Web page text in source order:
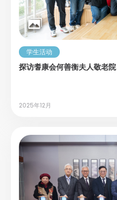
学生活动
探访耆康会何善衡夫人敬老院
2025年12月